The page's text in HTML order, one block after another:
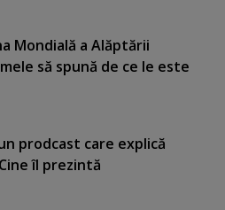
Mondială a Alăptării
să spună de ce le este
prodcast care explică
îl prezintă